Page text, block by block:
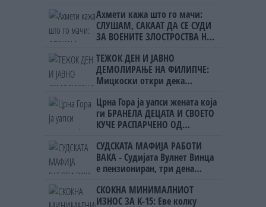
Ахмети кажа што го мачи:
СЛУШАМ, САКААТ ДА СЕ СУДИ
ЗА ВОЕНИТЕ ЗЛОСТРОСТВА НА
ТЕЖОК ДЕН И ЈАВНО
ДЕМОЛИРАЊЕ НА ФИЛИПЧЕ:
Мицкоски откри дека
ништо, освен за кеш
Црна Гора ја уапси жената која
ги БРАНЕЛА ДЕЦАТА И СВОЕТО
КУЧЕ РАСПАРЧЕНО ОД
СУДСКАТА МАФИЈА РАБОТИ
ВАКА - Судијата Вулнет Винца
е пензиониран, три дена
на бизнисменот Марковски
СКОКНА МИНИМАЛНИОТ
ИЗНОС ЗА К-15: Еве колку